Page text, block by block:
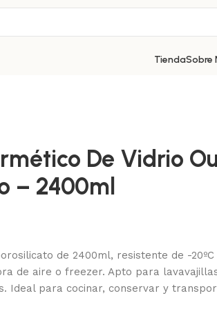
TiendaSobre
De Vidrio
– 2400ml
de 2400ml, resistente de -20ºC
de aire o freezer. Apto para
Ideal para cocinar, conservar y